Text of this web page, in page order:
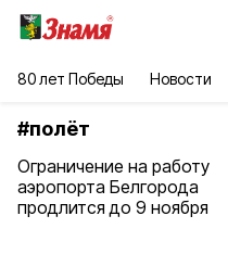
80 лет Победы Новости
#полёт
Ограничение на работу
аэропорта Белгорода
продлится до 9 ноября